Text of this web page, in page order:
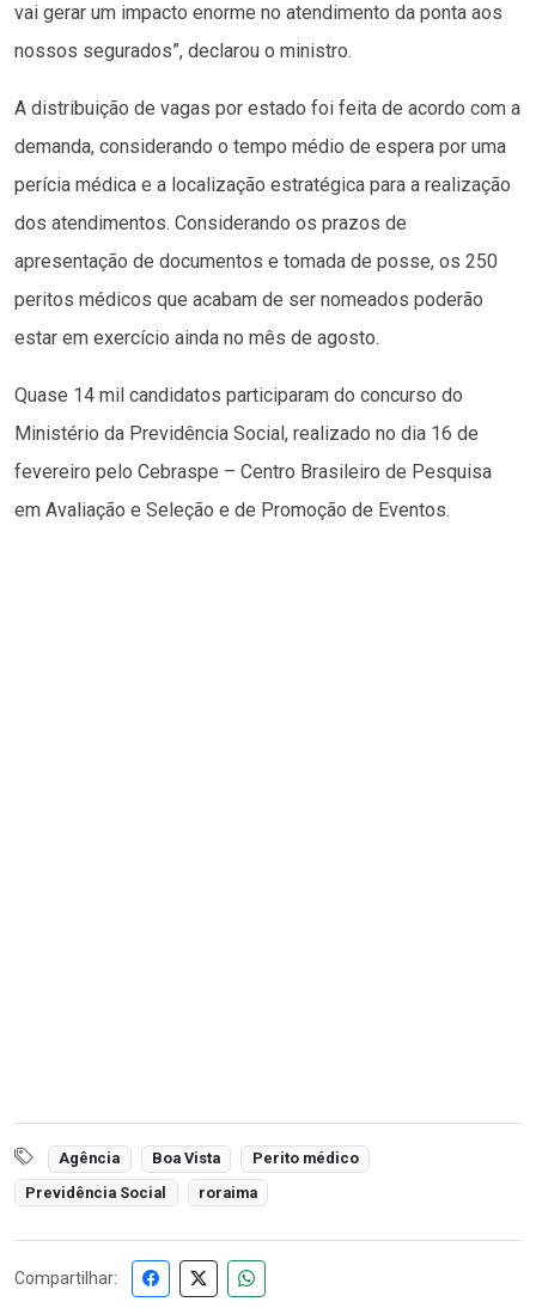
vai gerar um impacto enorme no atendimento da ponta aos
nossos segurados”, declarou o ministro.
A distribuição de vagas por estado foi feita de acordo com a
demanda, considerando o tempo médio de espera por uma
perícia médica e a localização estratégica para a realização
dos atendimentos. Considerando os prazos de
apresentação de documentos e tomada de posse, os 250
peritos médicos que acabam de ser nomeados poderão
estar em exercício ainda no mês de agosto.
Quase 14 mil candidatos participaram do concurso do
Ministério da Previdência Social, realizado no dia 16 de
fevereiro pelo Cebraspe – Centro Brasileiro de Pesquisa
em Avaliação e Seleção e de Promoção de Eventos.
Agência Boa Vista
Perito médico
Previdência Social
roraima
Compartilhar: